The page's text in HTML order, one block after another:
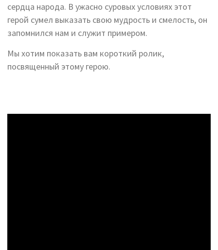
сердца народа. В ужасно суровых условиях этот
герой сумел выказать свою мудрость и смелость, он
запомнился нам и служит примером.
Мы хотим показать вам короткий ролик,
посвященный этому герою.